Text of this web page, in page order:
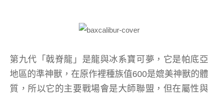
第九代「戟脊龍」是龍與冰系寶可夢，它是帕底亞
地區的準神獸，在原作裡種族值600是媲美神獸的體
質，所以它的主要戰場會是大師聯盟，但在屬性與